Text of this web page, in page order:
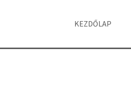
KEZDŐLAP